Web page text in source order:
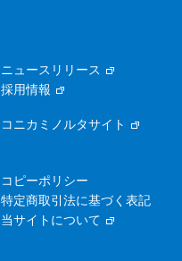
ニュースリリース
採用情報
コニカミノルタサイト
コピーポリシー
特定商取引法に基づく表記
当サイトについて